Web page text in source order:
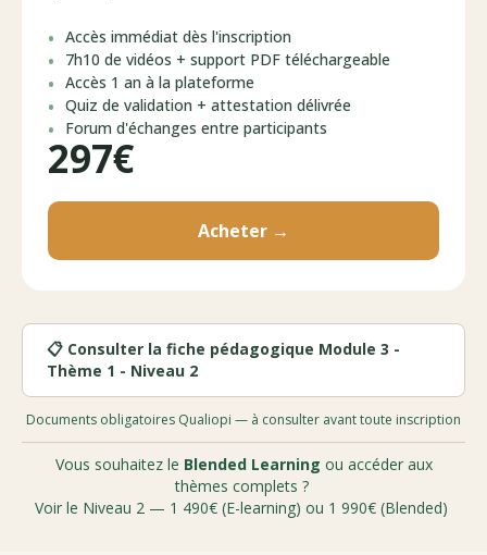
Accès immédiat dès l'inscription
7h10 de vidéos + support PDF téléchargeable
Accès 1 an à la plateforme
Quiz de validation + attestation délivrée
Forum d'échanges entre participants
297€
Acheter →
📋 Consulter la fiche pédagogique Module 3 -
Thème 1 - Niveau 2
Documents obligatoires Qualiopi — à consulter avant toute inscription
Vous souhaitez le Blended Learning ou accéder aux
thèmes complets ?
Voir le Niveau 2 — 1 490€ (E-learning) ou 1 990€ (Blended)